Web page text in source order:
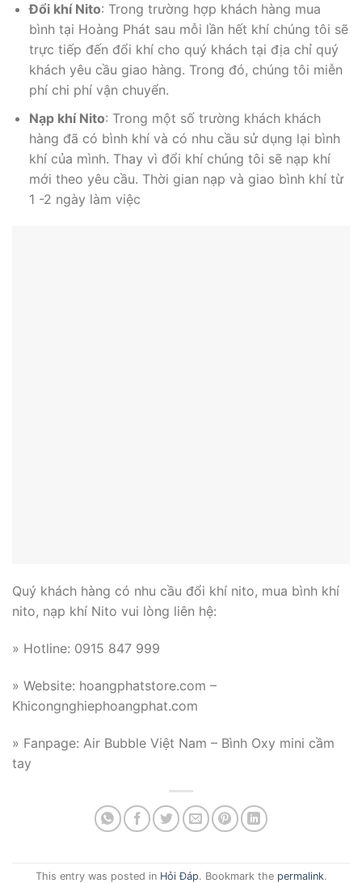
Đổi khí Nito: Trong trường hợp khách hàng mua
bình tại Hoàng Phát sau mỗi lần hết khí chúng tôi sẽ
trực tiếp đến đổi khí cho quý khách tại địa chỉ quý
khách yêu cầu giao hàng. Trong đó, chúng tôi miễn
phí chi phí vận chuyển.
Nạp khí Nito: Trong một số trường khách khách
hàng đã có bình khí và có nhu cầu sử dụng lại bình
khí của mình. Thay vì đổi khí chúng tôi sẽ nạp khí
mới theo yêu cầu. Thời gian nạp và giao bình khí từ
1 -2 ngày làm việc
Quý khách hàng có nhu cầu đổi khí nito, mua bình khí
nito, nạp khí Nito vui lòng liên hệ:
» Hotline: 0915 847 999
» Website: hoangphatstore.com –
Khicongnghiephoangphat.com
» Fanpage: Air Bubble Việt Nam – Bình Oxy mini cầm
tay
This entry was posted in Hỏi Đáp. Bookmark the permalink.